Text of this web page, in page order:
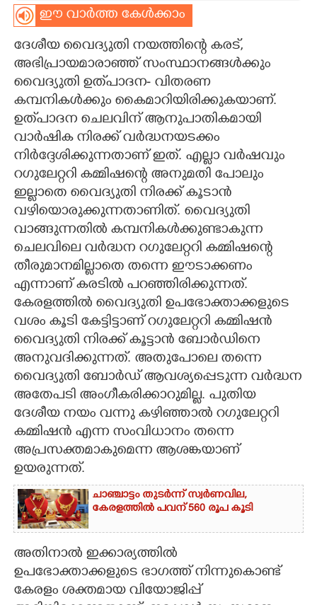
CARTOONS
LITERATURE
CONTACT US
ഈ വാർത്ത കേൾക്കാം
ദേശീയ വൈദ്യുതി നയത്തിന്റെ കരട്,
അഭിപ്രായമാരാഞ്ഞ് സംസ്ഥാനങ്ങൾക്കും
വൈദ്യുതി ഉത്‌പാദന- വിതരണ
കമ്പനികൾക്കും കൈമാറിയിരിക്കുകയാണ്.
ഉത്‌പാദന ചെലവിന് ആനുപാതികമായി
വാർഷിക നിരക്ക് വർദ്ധനയടക്കം
നിർദ്ദേശിക്കുന്നതാണ് ഇത്. എല്ലാ വർഷവും
റഗുലേറ്ററി കമ്മിഷന്റെ അനുമതി പോലും
ഇല്ലാതെ വൈദ്യുതി നിരക്ക് കൂടാൻ
വഴിയൊരുക്കുന്നതാണിത്. വൈദ്യുതി
വാങ്ങുന്നതിൽ കമ്പനികൾക്കുണ്ടാകുന്ന
ചെലവിലെ വർദ്ധന റഗുലേറ്ററി കമ്മിഷന്റെ
തീരുമാനമില്ലാതെ തന്നെ ഈടാക്കണം
എന്നാണ് കരടിൽ പറഞ്ഞിരിക്കുന്നത്.
കേരളത്തിൽ വൈദ്യുതി ഉപഭോക്താക്കളുടെ
വശം കൂടി കേട്ടിട്ടാണ് റഗുലേറ്ററി കമ്മിഷൻ
വൈദ്യുതി നിരക്ക് കൂട്ടാൻ ബോർഡിനെ
അനുവദിക്കുന്നത്. അതുപോലെ തന്നെ
വൈദ്യുതി ബോർഡ് ആവശ്യപ്പെടുന്ന വർദ്ധന
അതേപടി അംഗീകരിക്കാറുമില്ല. പുതിയ
ദേശീയ നയം വന്നു കഴിഞ്ഞാൽ റഗുലേറ്ററി
കമ്മിഷൻ എന്ന സംവിധാനം തന്നെ
അപ്രസക്തമാകുമെന്ന ആശങ്കയാണ്
ഉയരുന്നത്.
ചാഞ്ചാട്ടം തുടർന്ന് സ്വർണവില,
കേരളത്തിൽ പവന് 560 രൂപ കൂടി
അതിനാൽ ഇക്കാര്യത്തിൽ
ഉപഭോക്താക്കളുടെ ഭാഗത്ത് നിന്നുകൊണ്ട്
കേരളം ശക്തമായ വിയോജിപ്പ്